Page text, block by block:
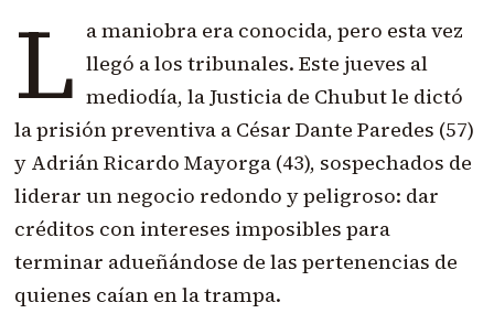
L a maniobra era conocida, pero esta vez
llegó a los tribunales. Este jueves al
mediodía, la Justicia de Chubut le dictó
la prisión preventiva a César Dante Paredes (57)
y Adrián Ricardo Mayorga (43), sospechados de
liderar un negocio redondo y peligroso: dar
créditos con intereses imposibles para
terminar adueñándose de las pertenencias de
quienes caían en la trampa.